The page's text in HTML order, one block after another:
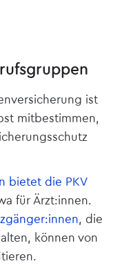
ist
mitbestimmen,
bietet die PKV
für Ärzt:innen.
, die
können von